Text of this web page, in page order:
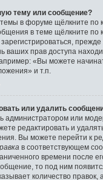
тему или сообщение?
в форуме щёлкните по
в теме щёлкните по
ваших прав доступа
«Вы можете
и т.п.
или удалить
администратором или
редактировать и
Вы можете перейти к
в соответствующем
времени после
то под ним
количество правок,